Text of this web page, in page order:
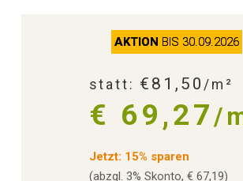
AKTION BIS 30.09.2026
statt: €81,50 /m²
€ 69,27/
Jetzt: 15% sparen
(abzgl. 3% Skonto, € 67,19)